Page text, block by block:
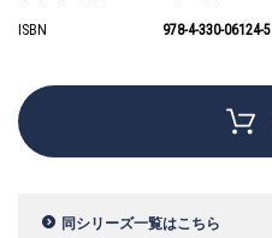
ISBN 978-4-330-06124-5
同シリーズ一覧はこちら